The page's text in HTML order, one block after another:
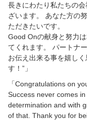
長きにわたり私たちの
ざいます。 あなた方の
ただきたいです。
Good Onの献身と努力
てくれます。 パートナ
お伝え出来る事を嬉し
す！”」
「Congratulations on
Success never comes
determination and with
of that. Thank you for